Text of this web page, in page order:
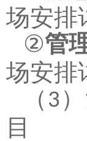
场安排
②管
场安排
（ 3 ）